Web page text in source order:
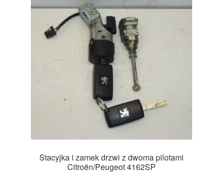
Stacyjka i zamek drzwi z dwoma pilotami
Citroën/Peugeot 4162SP